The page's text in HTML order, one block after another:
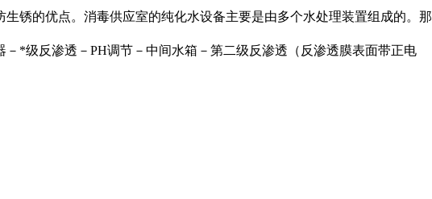
锈的优点。消毒供应室的纯化水设备主要是由多个水处理装置组成的。那
*级反渗透－PH调节－中间水箱－第二级反渗透（反渗透膜表面带正电